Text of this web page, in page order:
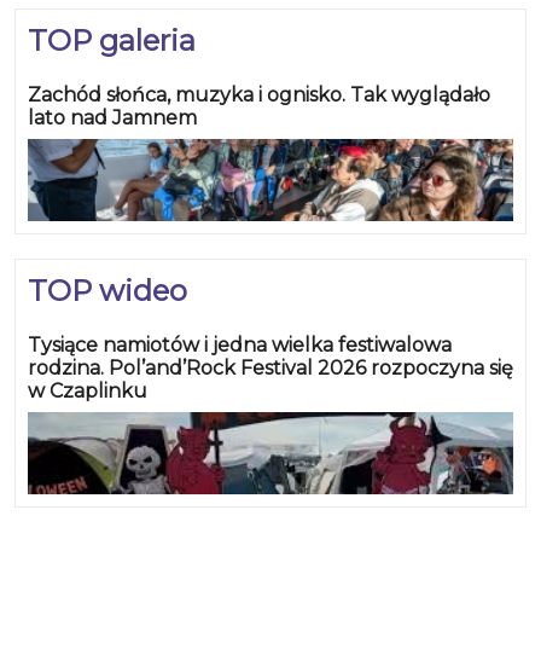
TOP galeria
Zachód słońca, muzyka i ognisko. Tak wyglądało
lato nad Jamnem
TOP wideo
Tysiące namiotów i jedna wielka festiwalowa
rodzina. Pol’and’Rock Festival 2026 rozpoczyna się
w Czaplinku